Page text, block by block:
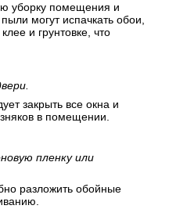
уборку помещения и
могут испачкать обои,
и грунтовке, что
закрыть все окна и
в помещении.
пленку или
разложить обойные